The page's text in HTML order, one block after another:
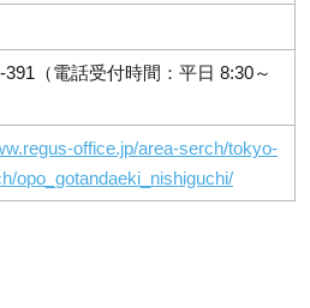
391（電話受付時間：平日 8:30～
office.jp/area-serch/tokyo-
opo_gotandaeki_nishiguchi/